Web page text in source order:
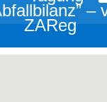
–
ZAReg